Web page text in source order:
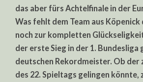
das aber fürs Achtelfinale in der
Was fehlt dem Team aus Köpenick
noch zur kompletten
der erste Sieg in der 1. Bundesliga
deutschen Rekordmeister. Ob der
des 22. Spieltags gelingen könnte,